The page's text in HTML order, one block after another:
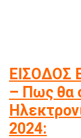
ΕΙΣΟΔΟΣ
– Πως θα
2024: